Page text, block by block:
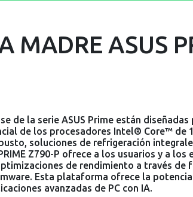
MADRE ASUS
de la serie ASUS Prime están
de los procesadores Intel® Core™ de
soluciones de refrigeración
Z790-P ofrece a los usuarios y a los
de rendimiento a través de
Esta plataforma ofrece la
avanzadas de PC con IA.